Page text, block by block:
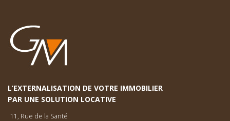
L’EXTERNALISATION DE VOTRE IMMOBILIER
PAR UNE SOLUTION LOCATIVE
11, Rue de la Santé